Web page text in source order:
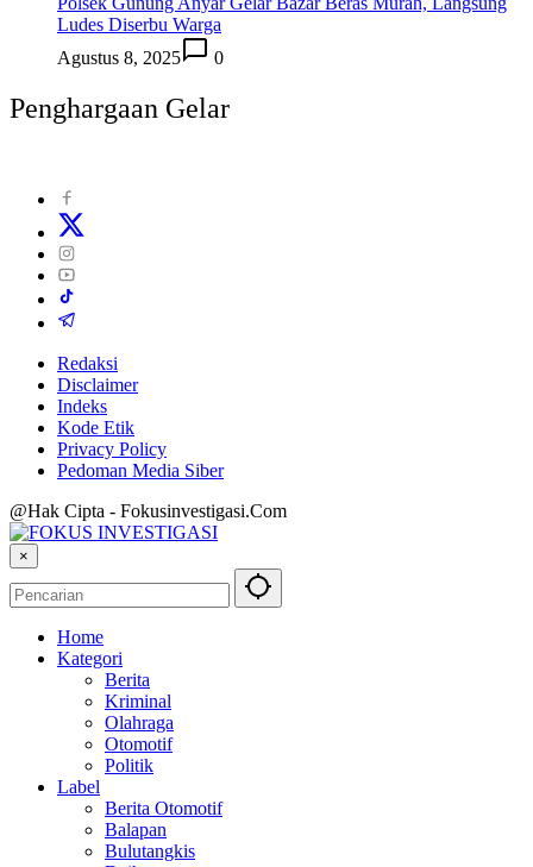
Ludes Diserbu Warga
Agustus 8, 2025
0
Penghargaan Gelar
Redaksi
Disclaimer
Indeks
Kode Etik
Privacy Policy
Pedoman Media Siber
@Hak Cipta - Fokusinvestigasi.Com
×
Home
Kategori
Berita
Kriminal
Olahraga
Otomotif
Politik
Label
Berita Otomotif
Balapan
Bulutangkis